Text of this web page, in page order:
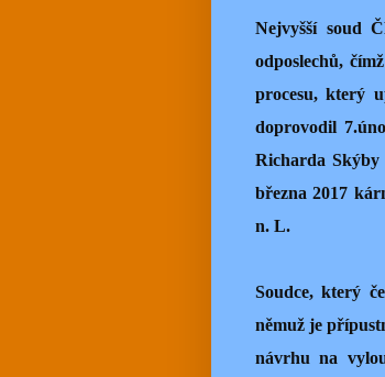
Nejvyšší soud
odposlechů,
procesu, který
doprovodil
Richarda Skýby
března 2017
n. L.
Soudce, který
němuž je
návrhu na